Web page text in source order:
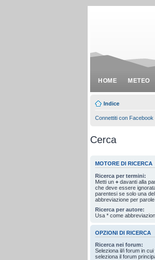
HOME METEO
Indice
Connettiti con Facebook
Cerca
MOTORE DI RICERCA
Ricerca per termini:
Metti un + davanti alla
che deve essere
parentesi se solo una
abbreviazione per parole
Ricerca per autore:
Usa * come
OPZIONI DI RICERCA
Ricerca nei forum:
Seleziona il/i forum in
seleziona il forum